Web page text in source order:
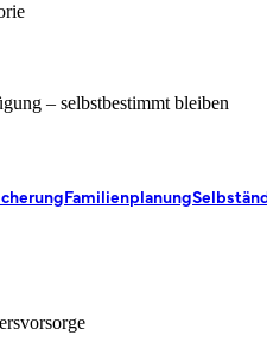
– selbstbestimmt bleiben
Familienplanung